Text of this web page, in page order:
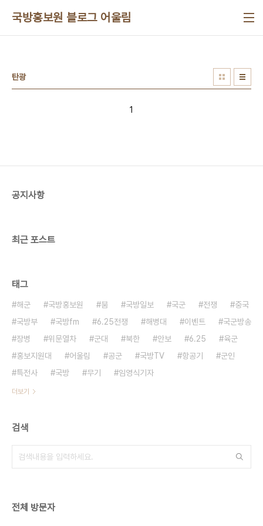
국방홍보원 블로그 어울림
탄광
1
공지사항
최근 포스트
태그
해군 국방홍보원 붐 국방일보 국군 전쟁
중국
국방부
국방fm 6.25전쟁 해병대 이벤트
국군방송
장병
위문열차 군대 북한 안보 6.25
육군
홍보지원대
어울림 공군 국방TV 항공기
군인
특전사
국방 무기 임영식기자
더보기
검색
전체 방문자